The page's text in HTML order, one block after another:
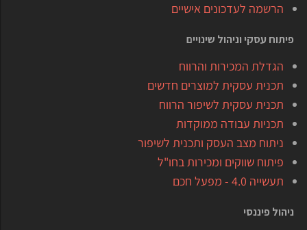
הרשמה לעדכונים אישיים
פיתוח עסקי וניהול שינויים
הגדלת המכירות והרווח
תכנית עסקית למוצרים חדשים
תכנית עסקית לשיפור הרווח
תכניות עבודה ממוקדות
ניתוח מצב העסק ותכנית לשיפור
פיתוח שווקים ומכירות בחו"ל
תעשייה 4.0 - מפעל חכם
ניהול פיננסי